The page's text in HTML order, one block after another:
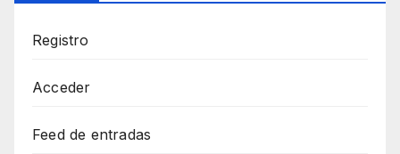
Registro
Acceder
Feed de entradas